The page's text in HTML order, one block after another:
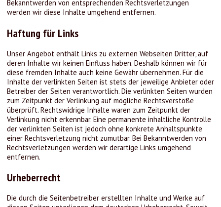
Bekanntwerden von entsprechenden Rechtsverletzungen
werden wir diese Inhalte umgehend entfernen.
Haftung für Links
Unser Angebot enthält Links zu externen Webseiten Dritter, auf
deren Inhalte wir keinen Einfluss haben. Deshalb können wir für
diese fremden Inhalte auch keine Gewähr übernehmen. Für die
Inhalte der verlinkten Seiten ist stets der jeweilige Anbieter oder
Betreiber der Seiten verantwortlich. Die verlinkten Seiten wurden
zum Zeitpunkt der Verlinkung auf mögliche Rechtsverstöße
überprüft. Rechtswidrige Inhalte waren zum Zeitpunkt der
Verlinkung nicht erkennbar. Eine permanente inhaltliche Kontrolle
der verlinkten Seiten ist jedoch ohne konkrete Anhaltspunkte
einer Rechtsverletzung nicht zumutbar. Bei Bekanntwerden von
Rechtsverletzungen werden wir derartige Links umgehend
entfernen.
Urheberrecht
Die durch die Seitenbetreiber erstellten Inhalte und Werke auf